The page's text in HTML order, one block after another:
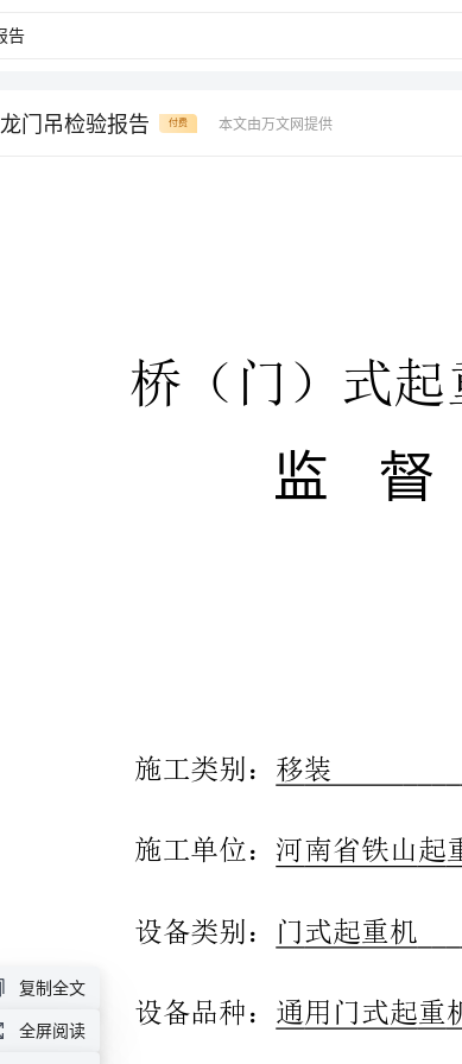
龙门吊检验报告 付费 本文由万文网提供
设备品种：通用门式起重机
MG50/5-26A5
复制全文
全屏阅读